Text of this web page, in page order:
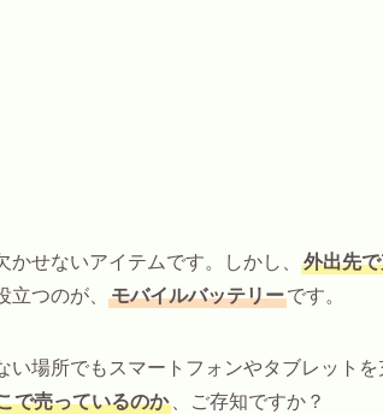
せないアイテムです。しかし、
外出先
つのが、
モバイルバッテリーです。
場所でもスマートフォンやタブレット
で売っているのか 、ご存知ですか？